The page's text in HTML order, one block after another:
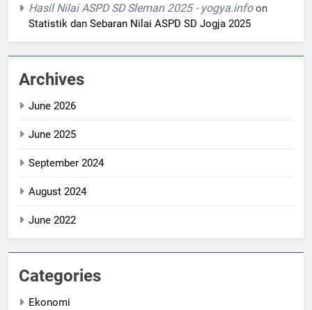
Hasil Nilai ASPD SD Sleman 2025 - yogya.infoon
Statistik dan Sebaran Nilai ASPD SD Jogja 2025
Archives
June 2026
June 2025
September 2024
August 2024
June 2022
Categories
Ekonomi